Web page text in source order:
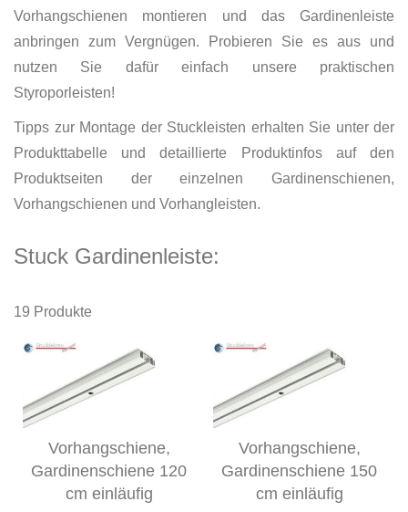
Vorhangschienen montieren und das Gardinenleiste
anbringen zum Vergnügen. Probieren Sie es aus und
nutzen Sie dafür einfach unsere praktischen
Styroporleisten!
Tipps zur Montage der Stuckleisten erhalten Sie unter der
Produkttabelle und detaillierte Produktinfos auf den
Produktseiten der einzelnen Gardinenschienen,
Vorhangschienen und Vorhangleisten.
Stuck Gardinenleiste:
19 Produkte
Vorhangschiene,
Gardinenschiene 120
cm einläufig
Vorhangschiene,
Gardinenschiene 150
cm einläufig